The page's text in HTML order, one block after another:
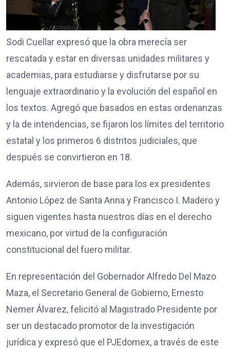
Sodi Cuellar expresó que la obra merecía ser
rescatada y estar en diversas unidades militares y
academias, para estudiarse y disfrutarse por su
lenguaje extraordinario y la evolución del español en
los textos. Agregó que basados en estas ordenanzas
y la de intendencias, se fijaron los límites del territorio
estatal y los primeros 6 distritos judiciales, que
después se convirtieron en 18.
Además, sirvieron de base para los ex presidentes
Antonio López de Santa Anna y Francisco I. Madero y
siguen vigentes hasta nuestros días en el derecho
mexicano, por virtud de la configuración
constitucional del fuero militar.
En representación del Gobernador Alfredo Del Mazo
Maza, el Secretario General de Gobierno, Ernesto
Nemer Álvarez, felicitó al Magistrado Presidente por
ser un destacado promotor de la investigación
jurídica y expresó que el PJEdomex, a través de este